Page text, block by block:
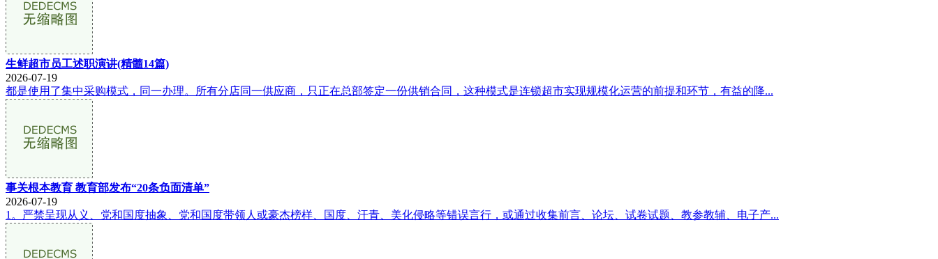
生鲜超市员工述职演讲(精髓14篇)
2026-07-19
都是使用了集中采购模式，同一办理。所有分店同一供应商，只正在总部签定一份供销合同，这种模式是连锁超市实现规模化运营的前提和环节，有益的降...
事关根本教育 教育部发布“20条负面清单”
2026-07-19
1。严禁呈现从义、党和国度抽象、党和国度带领人或豪杰榜样、国度、汗青、美化侵略等错误言行，或通过收集前言、论坛、试卷试题、教参教辅、电子产...